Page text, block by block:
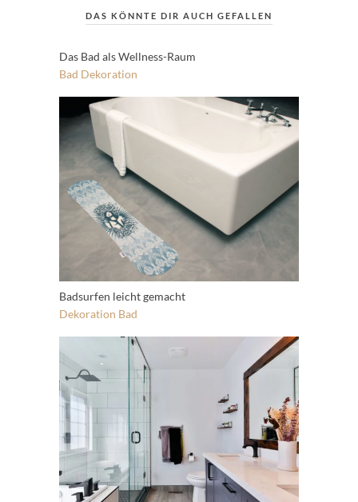
DAS KÖNNTE DIR AUCH GEFALLEN
Das Bad als Wellness-Raum
Bad Dekoration
Badsurfen leicht gemacht
Dekoration Bad